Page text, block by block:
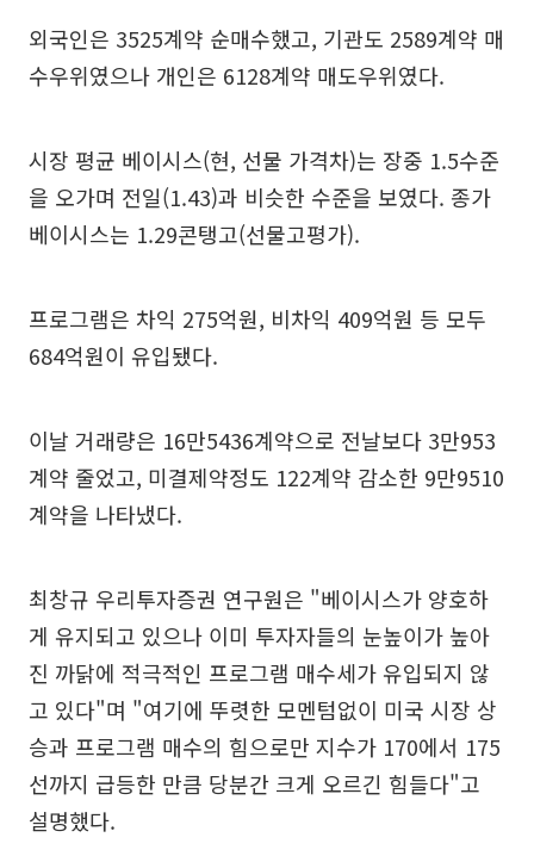
외국인은 3525계약 순매수했고, 기관도 2589계약 매
수우위였으나 개인은 6128계약 매도우위였다.
시장 평균 베이시스(현, 선물 가격차)는 장중 1.5수준
을 오가며 전일(1.43)과 비슷한 수준을 보였다. 종가
베이시스는 1.29콘탱고(선물고평가).
프로그램은 차익 275억원, 비차익 409억원 등 모두
684억원이 유입됐다.
이날 거래량은 16만5436계약으로 전날보다 3만953
계약 줄었고, 미결제약정도 122계약 감소한 9만9510
계약을 나타냈다.
최창규 우리투자증권 연구원은 "베이시스가 양호하
게 유지되고 있으나 이미 투자자들의 눈높이가 높아
진 까닭에 적극적인 프로그램 매수세가 유입되지 않
고 있다"며 "여기에 뚜렷한 모멘텀없이 미국 시장 상
승과 프로그램 매수의 힘으로만 지수가 170에서 175
선까지 급등한 만큼 당분간 크게 오르긴 힘들다"고
설명했다.